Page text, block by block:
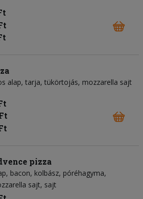
alap tarja tükörtojás mozzarella sajt
pizza
bacon kolbász póréhagyma
sajt sajt